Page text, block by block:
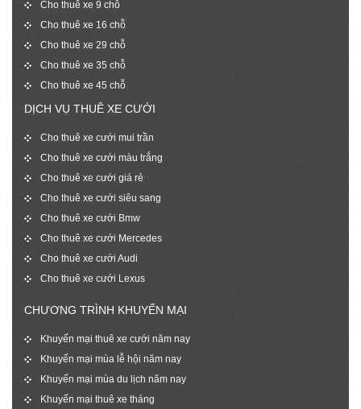
Cho thuê xe 9 chỗ
Cho thuê xe 16 chỗ
Cho thuê xe 29 chỗ
Cho thuê xe 35 chỗ
Cho thuê xe 45 chỗ
DỊCH VỤ THUÊ XE CƯỚI
Cho thuê xe cưới mui trần
Cho thuê xe cưới màu trắng
Cho thuê xe cưới giá rẻ
Cho thuê xe cưới siêu sang
Cho thuê xe cưới Bmw
Cho thuê xe cưới Mercedes
Cho thuê xe cưới Audi
Cho thuê xe cưới Lexus
CHƯƠNG TRÌNH KHUYẾN MẠI
Khuyến mại thuê xe cưới năm nay
Khuyến mại mùa lễ hội năm nay
Khuyến mại mùa du lịch năm nay
Khuyến mại thuê xe tháng